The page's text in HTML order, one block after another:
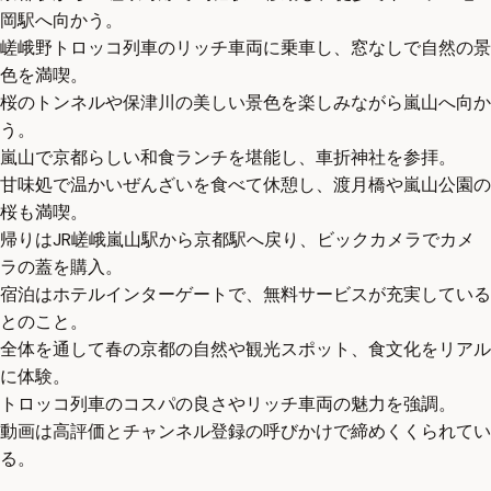
岡駅へ向かう。
嵯峨野トロッコ列車のリッチ車両に乗車し、窓なしで自然の景
色を満喫。
桜のトンネルや保津川の美しい景色を楽しみながら嵐山へ向か
う。
嵐山で京都らしい和食ランチを堪能し、車折神社を参拝。
甘味処で温かいぜんざいを食べて休憩し、渡月橋や嵐山公園の
桜も満喫。
帰りはJR嵯峨嵐山駅から京都駅へ戻り、ビックカメラでカメ
ラの蓋を購入。
宿泊はホテルインターゲートで、無料サービスが充実している
とのこと。
全体を通して春の京都の自然や観光スポット、食文化をリアル
に体験。
トロッコ列車のコスパの良さやリッチ車両の魅力を強調。
動画は高評価とチャンネル登録の呼びかけで締めくくられてい
る。